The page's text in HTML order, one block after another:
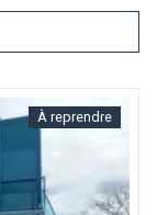
À reprendre